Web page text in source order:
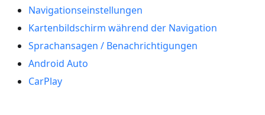
Navigationseinstellungen
Kartenbildschirm während der Navigation
Sprachansagen / Benachrichtigungen
Android Auto
CarPlay